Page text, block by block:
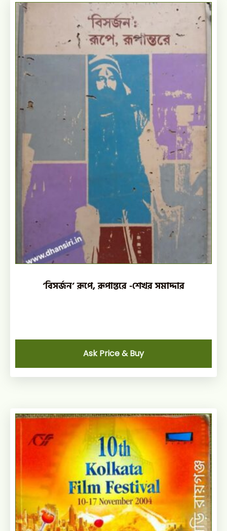
‘বিসর্জন’ রূপে, রূপান্তরে -শেখর সমাদ্দার
Ask Price & Buy